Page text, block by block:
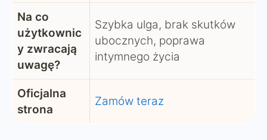
Na co
użytkownic
y zwracają
uwagę?
Szybka ulga, brak skutków
ubocznych, poprawa
intymnego życia
Oficjalna
strona
Zamów teraz